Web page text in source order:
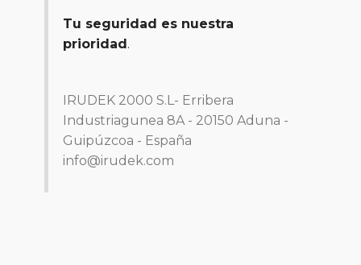
Tu seguridad es nuestra
prioridad .
IRUDEK 2000 S.L- Erribera
Industriagunea 8A - 20150 Aduna -
Guipúzcoa - España
info@irudek.com